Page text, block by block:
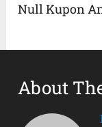
Null Kupon
About